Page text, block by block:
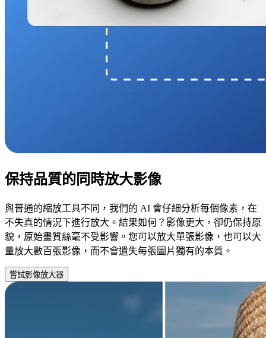
保持品質的同時放大影像
與普通的縮放工具不同，我們的 AI 會仔細分析每個像素，在
不失真的情況下進行放大。結果如何？影像更大，卻仍保持原
貌，原始畫質絲毫不受影響。您可以放大單張影像，也可以大
量放大數百張影像，而不會遺失每張圖片獨有的本質。
嘗試影像放大器